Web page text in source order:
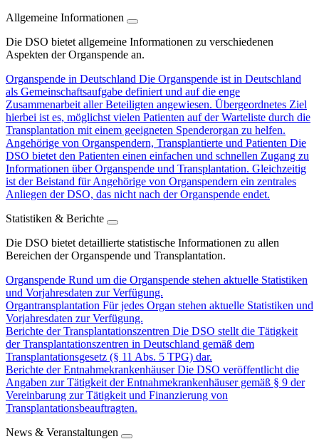
Allgemeine Informationen
Die DSO bietet allgemeine Informationen zu verschiedenen
Aspekten der Organspende an.
Organspende in Deutschland Die Organspende ist in Deutschland
als Gemeinschaftsaufgabe definiert und auf die enge
Zusammenarbeit aller Beteiligten angewiesen. Übergeordnetes Ziel
hierbei ist es, möglichst vielen Patienten auf der Warteliste durch die
Transplantation mit einem geeigneten Spenderorgan zu helfen.
Angehörige von Organspendern, Transplantierte und Patienten Die
DSO bietet den Patienten einen einfachen und schnellen Zugang zu
Informationen über Organspende und Transplantation. Gleichzeitig
ist der Beistand für Angehörige von Organspendern ein zentrales
Anliegen der DSO, das nicht nach der Organspende endet.
Statistiken & Berichte
Die DSO bietet detaillierte statistische Informationen zu allen
Bereichen der Organspende und Transplantation.
Organspende Rund um die Organspende stehen aktuelle Statistiken
und Vorjahresdaten zur Verfügung.
Organtransplantation Für jedes Organ stehen aktuelle Statistiken und
Vorjahresdaten zur Verfügung.
Berichte der Transplantationszentren Die DSO stellt die Tätigkeit
der Transplantationszentren in Deutschland gemäß dem
Transplantationsgesetz (§ 11 Abs. 5 TPG) dar.
Berichte der EntnahmekrankenhäuserDie DSO veröffentlicht die
Angaben zur Tätigkeit der Entnahmekrankenhäuser gemäß § 9 der
Vereinbarung zur Tätigkeit und Finanzierung von
Transplantationsbeauftragten.
News & Veranstaltungen